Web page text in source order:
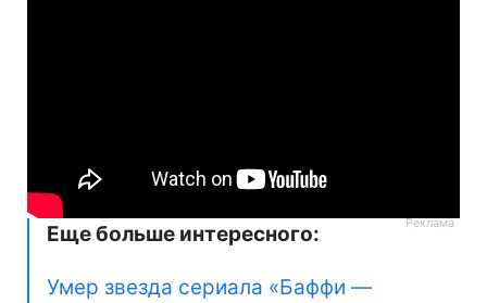
Еще больше интересного:
Умер звезда сериала «Баффи —